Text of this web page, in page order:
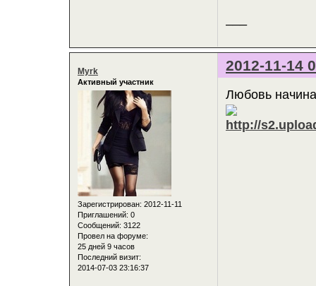
2012-11-14
Myrk
Активный участник
Зарегистрирован: 2012-11-11
Приглашений: 0
Сообщений: 3122
Провел на форуме:
25 дней 9 часов
Последний визит:
2014-07-03 23:16:37
Любовь